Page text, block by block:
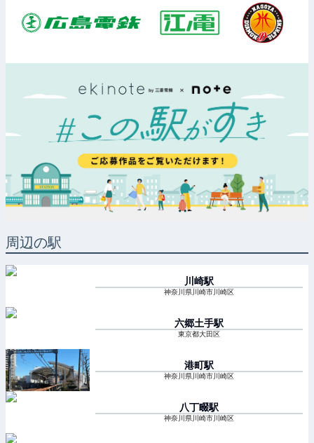
周辺の駅
川崎駅
神奈川県川崎市川崎区
六郷土手駅
東京都大田区
港町駅
神奈川県川崎市川崎区
八丁畷駅
神奈川県川崎市川崎区